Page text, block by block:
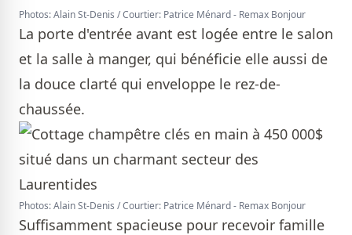
Photos: Alain St-Denis / Courtier: Patrice Ménard - Remax Bonjour
La porte d'entrée avant est logée entre le salon
et la salle à manger, qui bénéficie elle aussi de
la douce clarté qui enveloppe le rez-de-
chaussée.
Photos: Alain St-Denis / Courtier: Patrice Ménard - Remax Bonjour
Suffisamment spacieuse pour recevoir famille